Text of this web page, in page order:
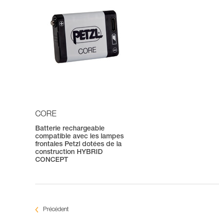
CORE
Batterie rechargeable
compatible avec les lampes
frontales Petzl dotées de la
construction HYBRID
CONCEPT
Précédent